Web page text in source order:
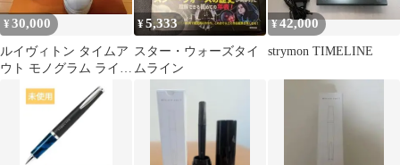
¥30,000
ルイヴィトン タイムア
ウト モノグラム ライン
スニーカー
¥5,333
スター・ウォーズタイ
ムライン
¥42,000
strymon TIMELINE